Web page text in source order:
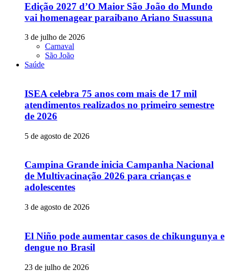
Edição 2027 d’O Maior São João do Mundo
vai homenagear paraibano Ariano Suassuna
3 de julho de 2026
Carnaval
São João
Saúde
ISEA celebra 75 anos com mais de 17 mil
atendimentos realizados no primeiro semestre
de 2026
5 de agosto de 2026
Campina Grande inicia Campanha Nacional
de Multivacinação 2026 para crianças e
adolescentes
3 de agosto de 2026
El Niño pode aumentar casos de chikungunya e
dengue no Brasil
23 de julho de 2026